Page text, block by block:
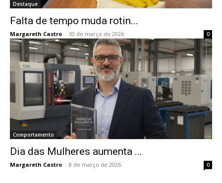
Destaque
Falta de tempo muda rotin...
Margareth Castro - 30 de março de 2026 0
Comportamento
Dia das Mulheres aumenta ...
Margareth Castro - 8 de março de 2026 0